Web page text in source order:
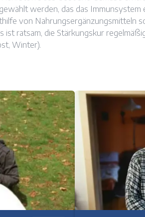
werden, das das
von Nahrungsergänzungsmitteln
ist ratsam, die Stärkungskur
Winter).